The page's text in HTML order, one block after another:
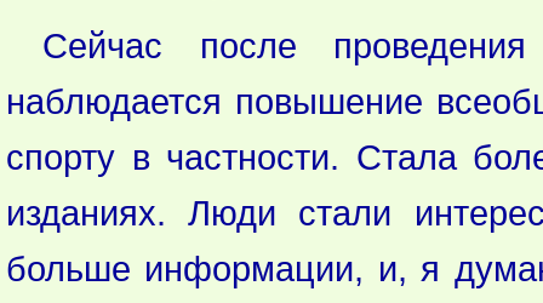
Сейчас после
наблюдается повышение
спорту в частности. Стала
изданиях. Люди стали
больше информации, и, я